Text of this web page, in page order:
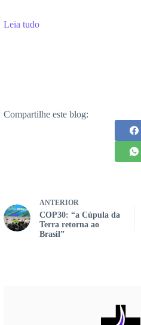
Leia tudo
Compartilhe este blog:
ANTERIOR
COP30: “a Cúpula da
Terra retorna ao
Brasil”